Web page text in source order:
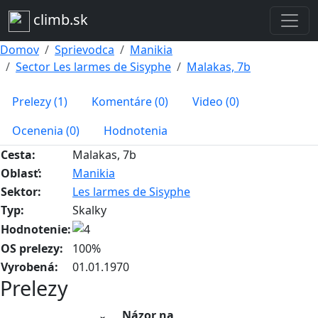
climb.sk
Domov Sprievodca
Manikia
Sector Les larmes de Sisyphe
Malakas, 7b
Prelezy (1) Komentáre (0)
Video (0)
Ocenenia (0)
Hodnotenia
Cesta:
Malakas, 7b
Oblasť:
Manikia
Sektor:
Les larmes de Sisyphe
Typ:
Skalky
Hodnotenie:
OS prelezy:
100%
Vyrobená:
01.01.1970
Prelezy